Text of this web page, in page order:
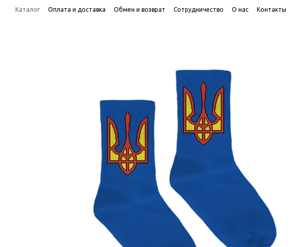
Перейти к основному контенту
Каталог Оплата и доставка Обмен и возврат Сотрудничество О нас Контакты